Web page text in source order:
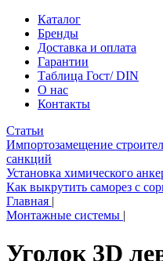
Каталог
Бренды
Доставка и оплата
Гарантии
Таблица Гост/ DIN
О нас
Контакты
Статьи
Импортозамещение
санкций
Установка химического
Как выкрутить саморез с
Главная |
Монтажные системы |
Уголок 3D